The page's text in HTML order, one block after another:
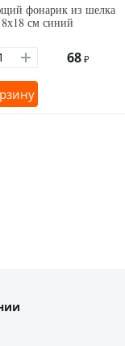
фонарик из шелка
см синий
68 ₽